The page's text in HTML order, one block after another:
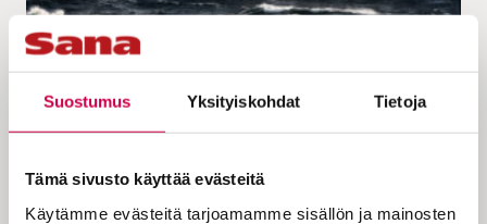
Suostumus Yksityiskohdat Tietoja
Tämä sivusto käyttää evästeitä
Käytämme evästeitä tarjoamamme sisällön ja mainosten